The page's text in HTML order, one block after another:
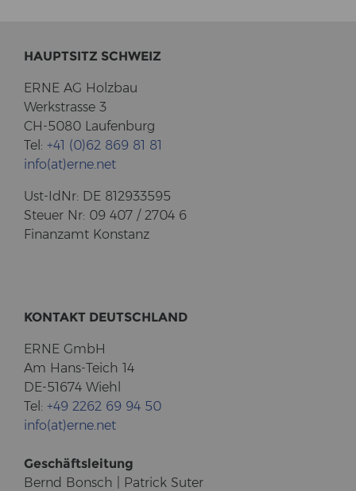
HAUPT­SITZ SCHWEIZ
ERNE AG Holz­bau
Werk­stras­se 3
CH-5080 Lau­fen­burg
Tel: +41 (0)62 869 81 81
info(at)erne.net
Ust-​IdNr: DE 812933595
Steu­er Nr: 09 407 / 2704 6
Fi­nanz­amt Kon­stanz
KON­TAKT DEUTSCH­LAND
ERNE GmbH
Am Hans-​Teich 14
DE-51674 Wiehl
Tel: +49 2262 69 94 50
info(at)erne.net
Ge­schäfts­lei­tung
Bernd Bonsch | Pa­trick Suter